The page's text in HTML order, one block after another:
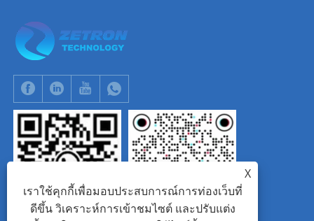
X
เราใช้คุกกี้เพื่อมอบประสบการณ์การท่องเว็บที่
ดีขึ้น วิเคราะห์การเข้าชมไซต์ และปรับแต่ง